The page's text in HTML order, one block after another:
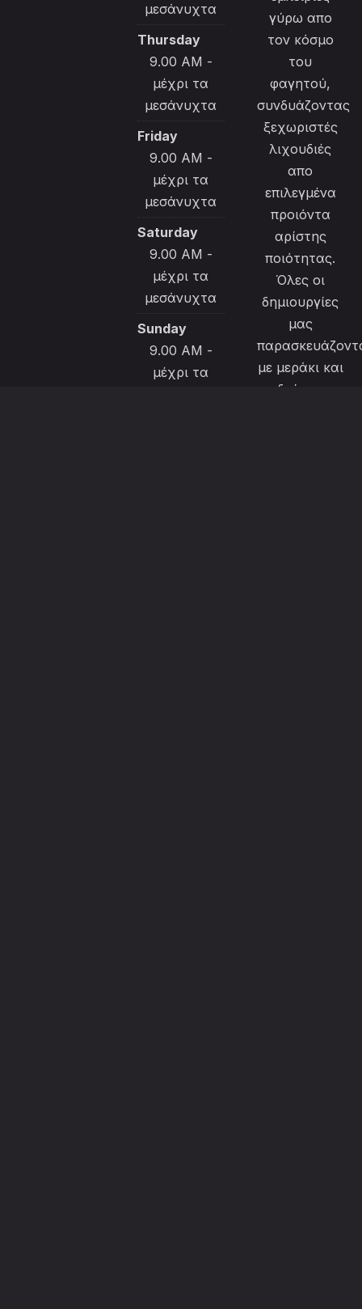
μεσάνυχτα
Thursday
9.00 AM -
μέχρι τα
μεσάνυχτα
Friday
9.00 AM -
μέχρι τα
μεσάνυχτα
Saturday
9.00 AM -
μέχρι τα
μεσάνυχτα
Sunday
9.00 AM -
μέχρι τα
γύρω απο
τον κόσμο
του
φαγητού,
συνδυάζοντας
ξεχωριστές
λιχουδιές
απο
επιλεγμένα
προιόντα
αρίστης
ποιότητας.
Όλες οι
δημιουργίες
μας
με μεράκι και
ιδαίτερη